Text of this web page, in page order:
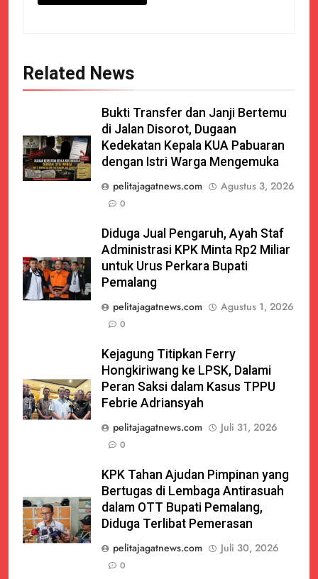
Related News
Bukti Transfer dan Janji Bertemu
di Jalan Disorot, Dugaan
Kedekatan Kepala KUA Pabuaran
dengan Istri Warga Mengemuka
pelitajagatnews.com
Agustus 3, 2026
0
Diduga Jual Pengaruh, Ayah Staf
Administrasi KPK Minta Rp2 Miliar
untuk Urus Perkara Bupati
Pemalang
pelitajagatnews.com
Agustus 1, 2026
0
Kejagung Titipkan Ferry
Hongkiriwang ke LPSK, Dalami
Peran Saksi dalam Kasus TPPU
Febrie Adriansyah
pelitajagatnews.com
Juli 31, 2026
0
KPK Tahan Ajudan Pimpinan yang
Bertugas di Lembaga Antirasuah
dalam OTT Bupati Pemalang,
Diduga Terlibat Pemerasan
pelitajagatnews.com
Juli 30, 2026
0